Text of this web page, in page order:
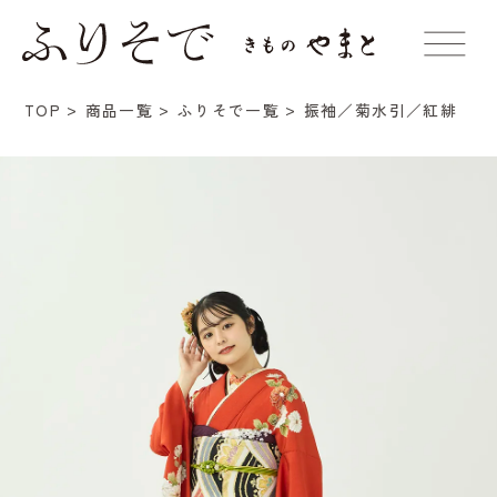
TOP 商品一覧 ふりそで一覧 振袖／菊水引／紅緋